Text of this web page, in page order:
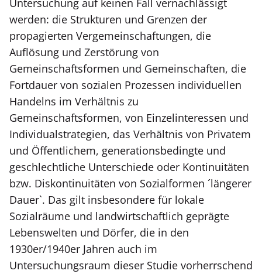
Untersuchung auf keinen Fall vernachlässigt
werden: die Strukturen und Grenzen der
propagierten Vergemeinschaftungen, die
Auflösung und Zerstörung von
Gemeinschaftsformen und Gemeinschaften, die
Fortdauer von sozialen Prozessen individuellen
Handelns im Verhältnis zu
Gemeinschaftsformen, von Einzelinteressen und
Individualstrategien, das Verhältnis von Privatem
und Öffentlichem, generationsbedingte und
geschlechtliche Unterschiede oder Kontinuitäten
bzw. Diskontinuitäten von Sozialformen ´längerer
Dauer`. Das gilt insbesondere für lokale
Sozialräume und landwirtschaftlich geprägte
Lebenswelten und Dörfer, die in den
1930er/1940er Jahren auch im
Untersuchungsraum dieser Studie vorherrschend